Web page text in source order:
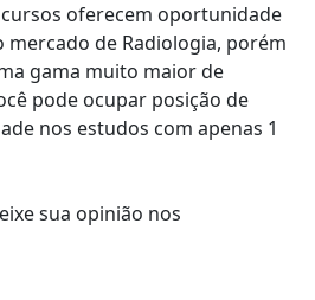
oferecem oportunidade
mercado de Radiologia, porém
gama muito maior de
pode ocupar posição de
nos estudos com apenas 1
sua opinião nos